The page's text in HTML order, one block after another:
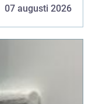
07 augusti 2026